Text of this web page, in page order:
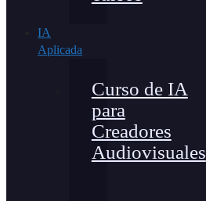
IA
Aplicada
Curso de IA
para
Creadores
Audiovisuales